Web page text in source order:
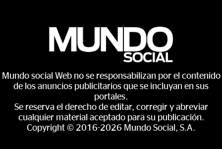
Mundo social Web no se responsabilizan por el contenido
de los anuncios publicitarios que se incluyan en sus
portales.
Se reserva el derecho de editar, corregir y abreviar
cualquier material aceptado para su publicación.
Copyright © 2016-2026 Mundo Social, S.A.